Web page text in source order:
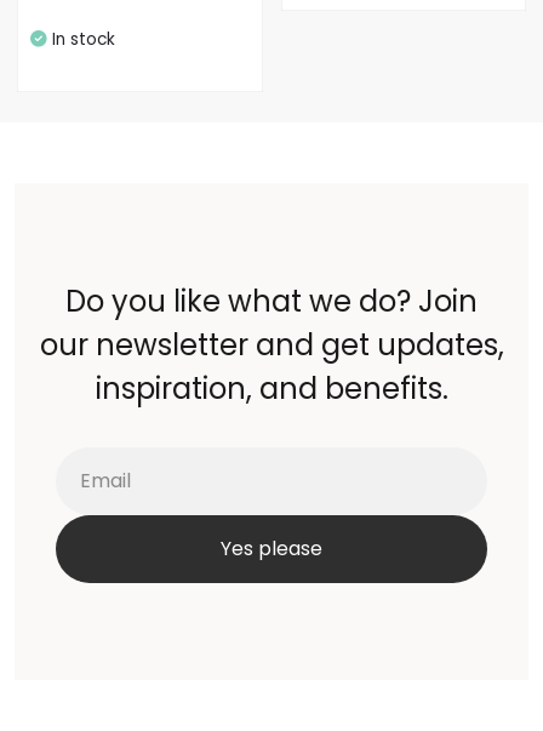
In stock
Do you like what we do? Join
our newsletter and get updates,
inspiration, and benefits.